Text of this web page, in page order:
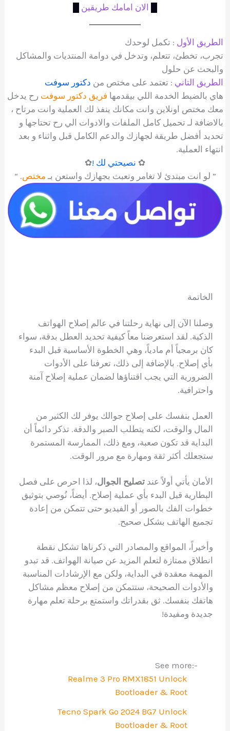
الان امامك طريقين
الطريق الأول : تكمل لوحدك
تجرب، تخطئ، تتعلم، وتدخل في دوامة المنتديات والمشاكل
والبحث عن حلول
الطريق التاني : تعتمد على مختص من دكتور سوفت
هاي بالضبط الخدمة اللي بيقدمها فريق دكتور سوفت رح يدخل
معك مختص اونلاين وانت مكانك ينفذ لك العملية وانت مرتاح ،
بالاضافة لـ تحميل كامل الملفات والادوات الي رح تحتاجها و
تحديد أفضل طريقة لجهازك والدعم الكامل قبل واثناء و بعد
انتهاء العملية.
✿ نصيحتي لك !✿
” لو انت مبتدئ لا تغامر وتعبث بجهازك واستعن بـ مختص. “
الخاتمة
وصلنا الآن إلى نهاية رحلتنا في عالم إصلاح الهواتف
الذكية. لقد استعرضنا معاً كيفية تحديد العطل بدقة، سواء
كان برمجياً أم مادياً، وهي الخطوة الأساسية قبل البدء
بأي إصلاح. بالإضافة إلى ذلك، تعرفنا على الأدوات
الضرورية التي يجب اقتناؤها لضمان عملية إصلاح آمنة
واحترافية.
العمل بنفسك على إصلاح جوالك يوفر لك الكثير من
المال والوقت، لكنه يتطلب الصبر والدقة. تذكر دائماً أن
البداية قد تكون صعبة، ومع ذلك، الممارسة المستمرة
ستجعلك أكثر ثقة ومهارة مع مرور الوقت.
الأمان يأتي أولاً عندتصليح الجوال، لذا احرص على فصل
البطارية قبل البدء بأي عملية إصلاح. أيضاً، نُوصي بتوثيق
خطوات الفك بالصور أو الفيديو حتى تتمكن من إعادة
تجميع الهاتف بشكل صحيح.
وأخيراً، المواقع والمصادر التي ذكرناها تشكل نقطة
انطلاق ممتازة لتعلم المزيد عن صيانة الهواتف. قد تبدو
المهمة معقدة في البداية، ولكن مع الإرشادات المناسبة
والأدوات الصحيحة، ستتمكن من إصلاح معظم مشاكل
هاتفك بنفسك. ثق بقدراتك واستمتع برحلة تعلم مهارة
جديدة ومفيدة!
See more:-
Realme 3 Pro RMX1851 Unlock
Bootloader & Root
Tecno Spark Go 2024 BG7 Unlock
Bootloader & Root